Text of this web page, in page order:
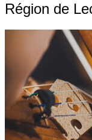
Région de